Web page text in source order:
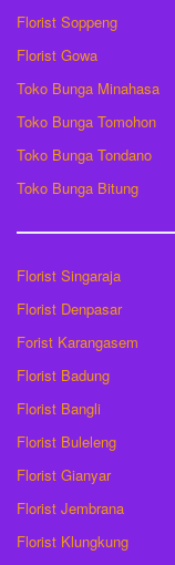
Florist Soppeng
Florist Gowa
Toko Bunga Minahasa
Toko Bunga Tomohon
Toko Bunga Tondano
Toko Bunga Bitung
Florist Singaraja
Florist Denpasar
Forist Karangasem
Florist Badung
Florist Bangli
Florist Buleleng
Florist Gianyar
Florist Jembrana
Florist Klungkung